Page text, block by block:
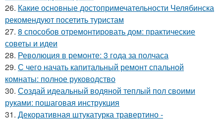
26. Какие основные достопримечательности Челябинска
рекомендуют посетить туристам
27. 8 способов отремонтировать дом: практические
советы и идеи
28. Революция в ремонте: 3 года за полчаса
29. С чего начать капитальный ремонт спальной
комнаты: полное руководство
30. Создай идеальный водяной теплый пол своими
руками: пошаговая инструкция
31. Декоративная штукатурка травертино -